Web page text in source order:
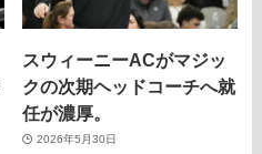
スウィーニーACがマジッ
クの次期ヘッドコーチへ就
任が濃厚。
2026年5月30日